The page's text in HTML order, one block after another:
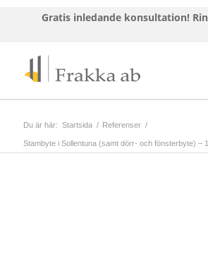
Gratis inledande konsultation!
Du är här: Startsida / Referenser /
Stambyte i Sollentuna (samt dörr- och fönsterbyte) –